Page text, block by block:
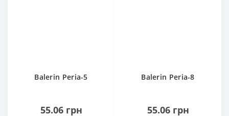
Balerin Peria-5
55.06 грн
Balerin Peria-8
55.06 грн